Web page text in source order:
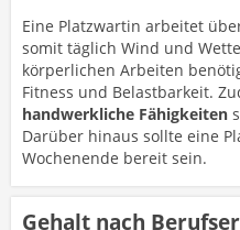
Eine Platzwartin arbeitet
somit täglich Wind und
körperlichen Arbeiten
Fitness und Belastbarkeit.
handwerkliche Fähigkeiten
Darüber hinaus sollte eine
Wochenende bereit sein.
Gehalt nach